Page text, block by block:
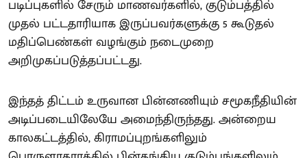
படிப்புகளில் சேரும் மாணவர்களில், குடும்பத்தில்
முதல் பட்டதாரியாக இருப்பவர்களுக்கு 5 கூடுதல்
மதிப்பெண்கள் வழங்கும் நடைமுறை
அறிமுகப்படுத்தப்பட்டது.
இந்தத் திட்டம் உருவான பின்னணியும் சமூகநீதியின்
அடிப்படையிலேயே அமைந்திருந்தது. அன்றைய
காலகட்டத்தில், கிராமப்புறங்களிலும்